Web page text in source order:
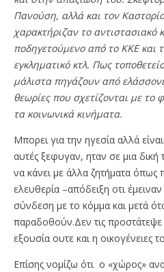
Πανούση, αλλά και τον
χαρακτήριζαν το αντιστασιακό
ποδηγετούμενο από το ΚΚΕ και
εγκληματικό κτλ. Πως
μάλιστα πηγάζουν από
θεωρίες που σχετίζονται με το
τα κοινωνικά κινήματα.
Μπορει για την ηγεσία αλλά
αυτές ξεφυγαν, ηταν σε μια
να κάνει με άλλα ζητήματα όπως
ελευθερία –απόδειξη οτι
σύνδεση με το κόμμα και μετά
παραδοθούν.Δεν τις
εξουσία ουτε και η οικογένειες
Επίσης νομίζω ότι ο «χώρος»